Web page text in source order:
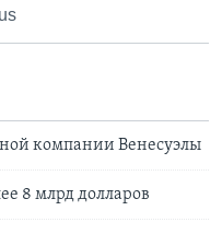
компании Венесуэлы
8 млрд долларов